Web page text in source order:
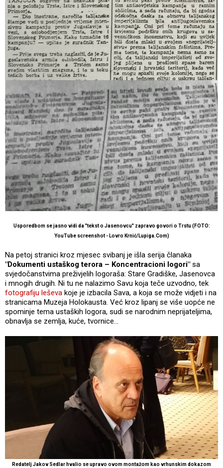
Usporedbom se jasno vidi da "tekst o Jasenovcu" zapravo govori o Trstu (FOTO:
YouTube screenshot - Lovro Krnić/Lupiga.Com)
Na petoj stranici kroz mjesec svibanj je išla serija članaka
"Dokumenti ustaškog terora – Koncentracioni logori" sa
svjedočanstvima preživjelih logoraša: Stare Gradiške, Jasenovca
i mnogih drugih. Ni tu ne nalazimo Savu koja teče uzvodno, tek
fotografiju leševa koje je izbacila Sava, a koja se može vidjeti i na
stranicama Muzeja Holokausta. Već kroz lipanj se više uopće ne
spominje tema ustaških logora, sudi se narodnim neprijateljima,
obnavlja se zemlja, kuće, tvornice…
Redatelj Jakov Sedlar hvalio se upravo ovom montažom kao vrhunskim dokazom